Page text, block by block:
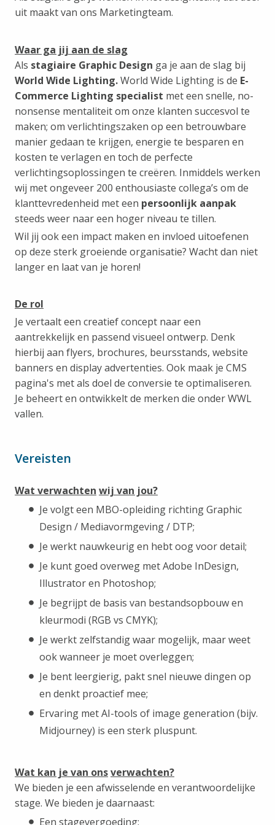
uit maakt van ons Marketingteam.
Waar ga jij aan de slag
Als stagiaire Graphic Design ga je aan de slag bij
World Wide Lighting.World Wide Lighting is de E-
Commerce Lighting specialist met een snelle, no-
nonsense mentaliteit om onze klanten succesvol te
maken; om verlichtingszaken op een betrouwbare
manier gedaan te krijgen, energie te besparen en
kosten te verlagen en toch de perfecte
verlichtingsoplossingen te creëren. Inmiddels werken
wij met ongeveer 200 enthousiaste collega’s om de
klanttevredenheid met een persoonlijk aanpak
steeds weer naar een hoger niveau te tillen.
Wil jij ook een impact maken en invloed uitoefenen
op deze sterk groeiende organisatie? Wacht dan niet
langer en laat van je horen!
De rol
Je vertaalt een creatief concept naar een
aantrekkelijk en passend visueel ontwerp. Denk
hierbij aan flyers, brochures, beursstands, website
banners en display advertenties. Ook maak je CMS
pagina's met als doel de conversie te optimaliseren.
Je beheert en ontwikkelt de merken die onder WWL
vallen.
Vereisten
Wat verwachten wij van jou?
Je volgt een MBO-opleiding richting Graphic
Design / Mediavormgeving / DTP;
Je werkt nauwkeurig en hebt oog voor detail;
Je kunt goed overweg met Adobe InDesign,
Illustrator en Photoshop;
Je begrijpt de basis van bestandsopbouw en
kleurmodi (RGB vs CMYK);
Je werkt zelfstandig waar mogelijk, maar weet
ook wanneer je moet overleggen;
Je bent leergierig, pakt snel nieuwe dingen op
en denkt proactief mee;
Ervaring met AI-tools of image generation (bijv.
Midjourney) is een sterk pluspunt.
Wat kan je van onsverwachten?
We bieden je een afwisselende en verantwoordelijke
stage. We bieden je daarnaast:
Een stagevergoeding;